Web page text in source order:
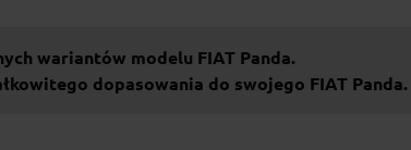
wariantów modelu FIAT Panda.
dopasowania do swojego FIAT Panda.